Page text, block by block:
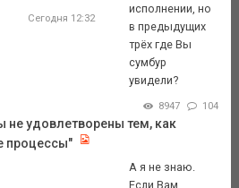
Сегодня 12:32
исполнении, но
в предыдущих
трёх где Вы
сумбур
увидели?
8947 104
не удовлетворены тем, как
процессы"
А я не знаю.
Если Вам